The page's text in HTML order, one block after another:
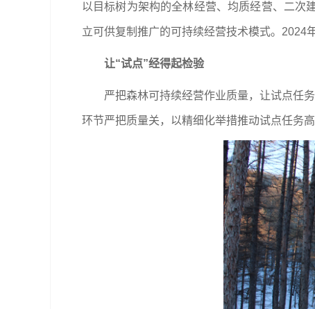
以目标树为架构的全林经营、均质经营、二次
立可供复制推广的可持续经营技术模式。2024
让“试点”经得起检验
严把森林可持续经营作业质量，让试点任
环节严把质量关，以精细化举措推动试点任务高